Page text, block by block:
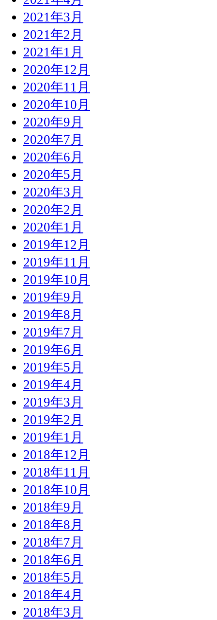
2021年3月
2021年2月
2021年1月
2020年12月
2020年11月
2020年10月
2020年9月
2020年7月
2020年6月
2020年5月
2020年3月
2020年2月
2020年1月
2019年12月
2019年11月
2019年10月
2019年9月
2019年8月
2019年7月
2019年6月
2019年5月
2019年4月
2019年3月
2019年2月
2019年1月
2018年12月
2018年11月
2018年10月
2018年9月
2018年8月
2018年7月
2018年6月
2018年5月
2018年4月
2018年3月